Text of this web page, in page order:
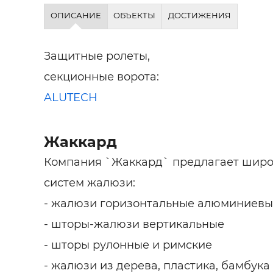
ОПИСАНИЕ ОБЪЕКТЫ ДОСТИЖЕНИЯ
Защитные ролеты,
секционные ворота:
ALUTECH
Жаккард
Компания `Жаккард` предлагает
систем жалюзи:
- жалюзи горизонтальные
- шторы-жалюзи вертикальные
- шторы рулонные и римские
- жалюзи из дерева, пластика, бамбука